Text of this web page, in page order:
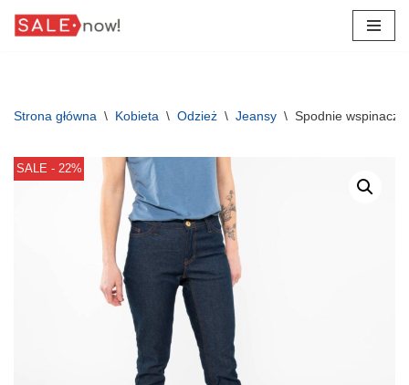
Strona główna \ Kobieta \ Odzież \ Jeansy \ Spodnie
SALE - 22%